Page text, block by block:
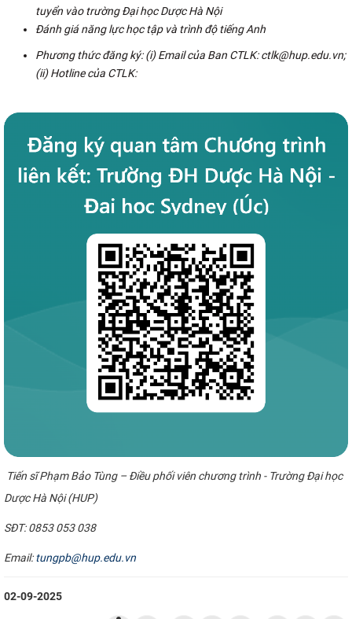
tuyển vào trường Đại học Dược Hà Nội
Đánh giá năng lực học tập và trình độ tiếng Anh
Phương thức đăng ký: (i) Email của Ban CTLK: ctlk@hup.edu.vn;
(ii) Hotline của CTLK:
Tiến sĩ Phạm Bảo Tùng – Điều phối viên chương trình - Trường Đại học
Dược Hà Nội (HUP)
SĐT: 0853 053 038
Email:tungpb@hup.edu.vn
02-09-2025